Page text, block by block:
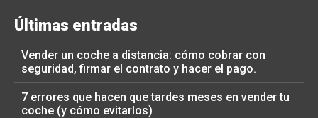
Últimas entradas
Vender un coche a distancia: cómo cobrar con
seguridad, firmar el contrato y hacer el pago.
7 errores que hacen que tardes meses en vender tu
coche (y cómo evitarlos)